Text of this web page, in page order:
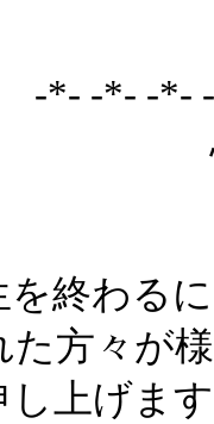
-*- -*- -*-
終わる
た方々が
し上げま